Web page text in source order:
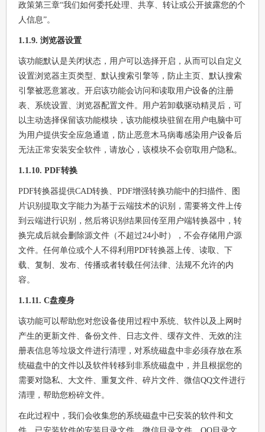
政策第三章“我们如何委托处理、共享、转让或公开披露您的个
人信息”。
1.1.9. 浏览器设置
该功能默认是关闭状态，用户可以选择开启，从而可以自定义
设置浏览器主页类型、默认搜索引擎等，防止主页、默认搜索
引擎被恶意篡改。开启该功能会访问和读取用户设备的注册
表、系统设置、浏览器配置文件。用户若卸载驱动精灵后，可
以主动选择保留该功能模块，该功能模块驻留在用户电脑中可
为用户提供安全应急通道，防止恶意木马病毒感染用户设备后
无法正常安装安全软件，请放心，该模块不会窃取用户隐私。
1.1.10. PDF转换
PDF转换器提供CAD转换、PDF增强转换功能中的扫描件、图
片识别提取文字能力为基于云端技术的识别，需要将文件上传
到云端进行识别，然后将识别结果回传至用户端转换器中，转
换完成后就会删除源文件（不超过24小时），不会存储用户源
文件。任何单位或个人不得利用PDF转换器上传、读取、下
载、复制、发布、传播或者转载任何法律、法规不允许的内
容。
1.1.11. C盘瘦身
该功能可以帮助您对您设备使用过程中系统、软件以及上网时
产生的更新文件、备份文件、日志文件、缓存文件、无效的注
册表信息等垃圾文件进行清理，对系统磁盘中非必须存放在系
统磁盘中的文件以及软件转移到非系统磁盘中，并且根据您的
需要对隐私、大文件、重复文件、碎片文件、微信QQ文件进行
清理，帮助您粉碎文件。
在此过程中，我们会收集您的系统磁盘中已安装的软件和文